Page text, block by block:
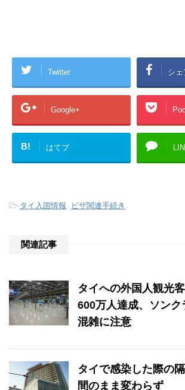
Twitter シェ
Google+
B! はてブ
-タイ入国情報, ビザ関連手続き
関連記事
タイへの外国人観光
600万人達成、ソン
混雑に注意
タイで感染した際の
間のまま変わらず